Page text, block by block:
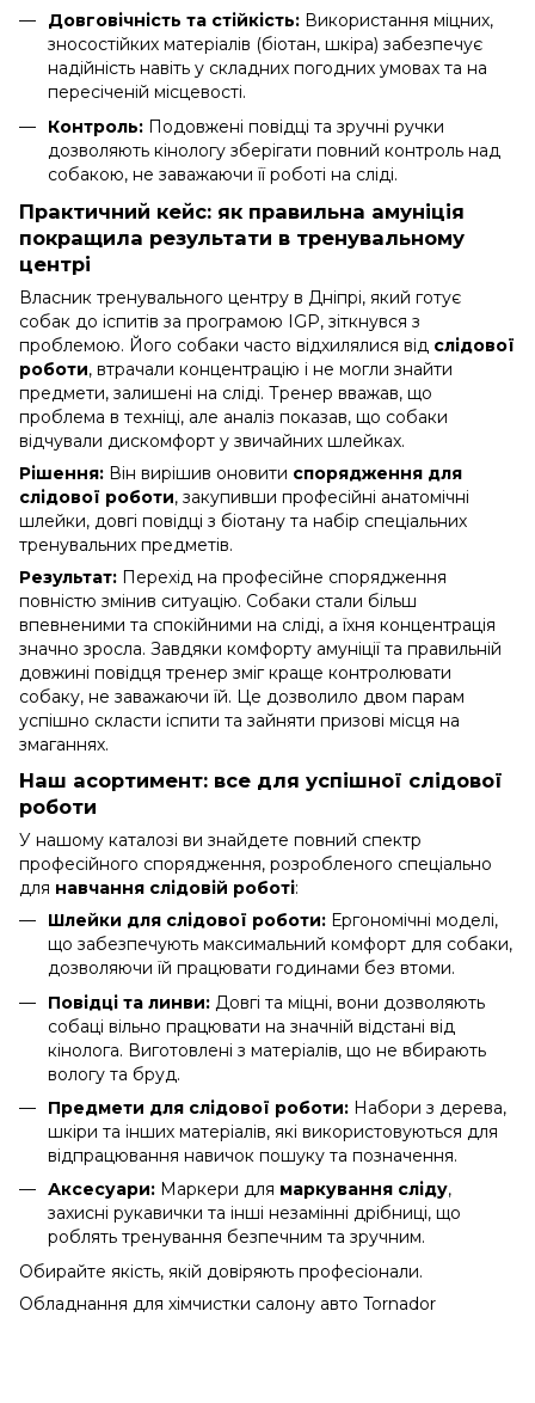
Довговічність та стійкість: Використання міцних,
зносостійких матеріалів (біотан, шкіра) забезпечує
надійність навіть у складних погодних умовах та на
пересіченій місцевості.
Контроль: Подовжені повідці та зручні ручки
дозволяють кінологу зберігати повний контроль над
собакою, не заважаючи її роботі на сліді.
Практичний кейс: як правильна амуніція
покращила результати в тренувальному
центрі
Власник тренувального центру в Дніпрі, який готує
собак до іспитів за програмою IGP, зіткнувся з
проблемою. Його собаки часто відхилялися від слідової
роботи, втрачали концентрацію і не могли знайти
предмети, залишені на сліді. Тренер вважав, що
проблема в техніці, але аналіз показав, що собаки
відчували дискомфорт у звичайних шлейках.
Рішення: Він вирішив оновити спорядження для
слідової роботи, закупивши професійні анатомічні
шлейки, довгі повідці з біотану та набір спеціальних
тренувальних предметів.
Результат: Перехід на професійне спорядження
повністю змінив ситуацію. Собаки стали більш
впевненими та спокійними на сліді, а їхня концентрація
значно зросла. Завдяки комфорту амуніції та правильній
довжині повідця тренер зміг краще контролювати
собаку, не заважаючи їй. Це дозволило двом парам
успішно скласти іспити та зайняти призові місця на
змаганнях.
Наш асортимент: все для успішної слідової
роботи
У нашому каталозі ви знайдете повний спектр
професійного спорядження, розробленого спеціально
для навчання слідовій роботі:
Шлейки для слідової роботи: Ергономічні моделі,
що забезпечують максимальний комфорт для собаки,
дозволяючи їй працювати годинами без втоми.
Повідці та линви: Довгі та міцні, вони дозволяють
собаці вільно працювати на значній відстані від
кінолога. Виготовлені з матеріалів, що не вбирають
вологу та бруд.
Предмети для слідової роботи: Набори з дерева,
шкіри та інших матеріалів, які використовуються для
відпрацювання навичок пошуку та позначення.
Аксесуари: Маркери для маркування сліду,
захисні рукавички та інші незамінні дрібниці, що
роблять тренування безпечним та зручним.
Обирайте якість, якій довіряють професіонали.
Обладнання для хімчистки салону авто Tornador